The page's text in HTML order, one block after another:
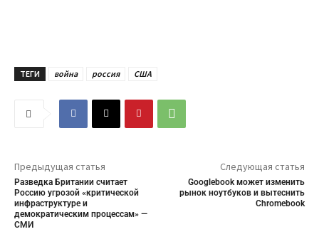
ТЕГИ война россия США
Предыдущая статья
Разведка Британии считает
Россию угрозой «критической
инфраструктуре и
демократическим процессам» —
СМИ
Следующая статья
Googlebook может изменить
рынок ноутбуков и вытеснить
Chromebook